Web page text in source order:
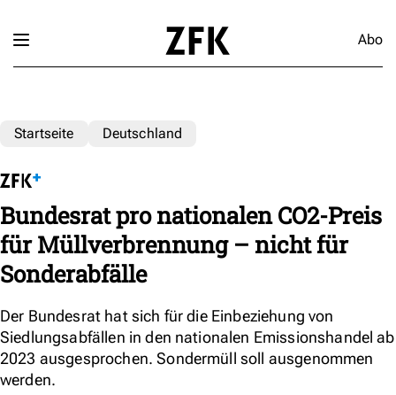
Abo
Startseite Deutschland
Bundesrat pro nationalen CO2-Preis
für Müllverbrennung – nicht für
Sonderabfälle
Der Bundesrat hat sich für die Einbeziehung von
Siedlungsabfällen in den nationalen Emissionshandel ab
2023 ausgesprochen. Sondermüll soll ausgenommen
werden.